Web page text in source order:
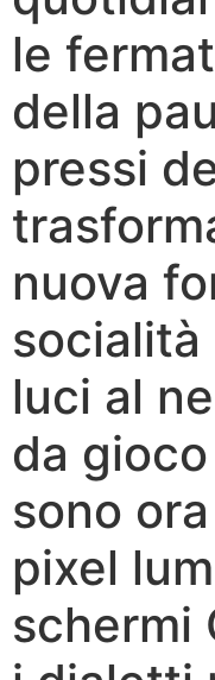
le
della
pressi
nuova
luci al
da
sono
pixel
schermi